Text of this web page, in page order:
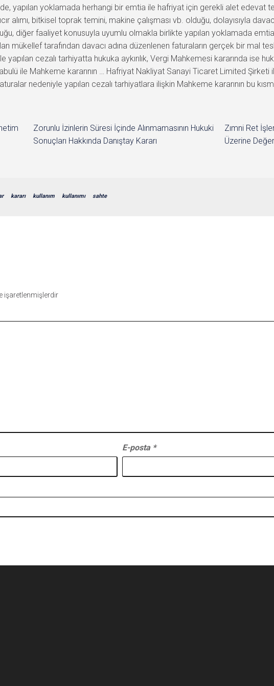
de, yapılan yoklamada herhangi bir emtia ile hafriyat için gerekli alet edevat
alımı, bitkisel toprak temini, makine çalışması vb. olduğu, dolayısıyla
diğer faaliyet konusuyla uyumlu olmakla birlikte yapılan yoklamada
mükellef tarafından davacı adına düzenlenen faturaların gerçek bir mal
yapılan cezalı tarhiyatta hukuka aykırılık, Vergi Mahkemesi kararında ise
ile Mahkeme kararının … Hafriyat Nakliyat Sanayi Ticaret Limited Şirketi
nedeniyle yapılan cezalı tarhiyatlara ilişkin Mahkeme kararının bu
Zorunlu İzinlerin Süresi İçinde Alınmamasının Hukuki
Sonuçları Hakkında Danıştay Kararı
Zımni Ret
Üzerine
kararı kullanım kullanımı sahte
işaretlenmişlerdir
E-posta *